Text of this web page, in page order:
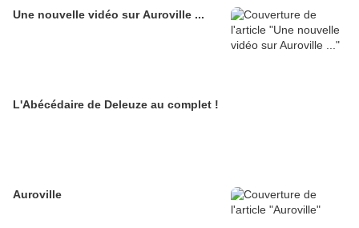
Une nouvelle vidéo sur Auroville ...
L'Abécédaire de Deleuze au complet !
Auroville